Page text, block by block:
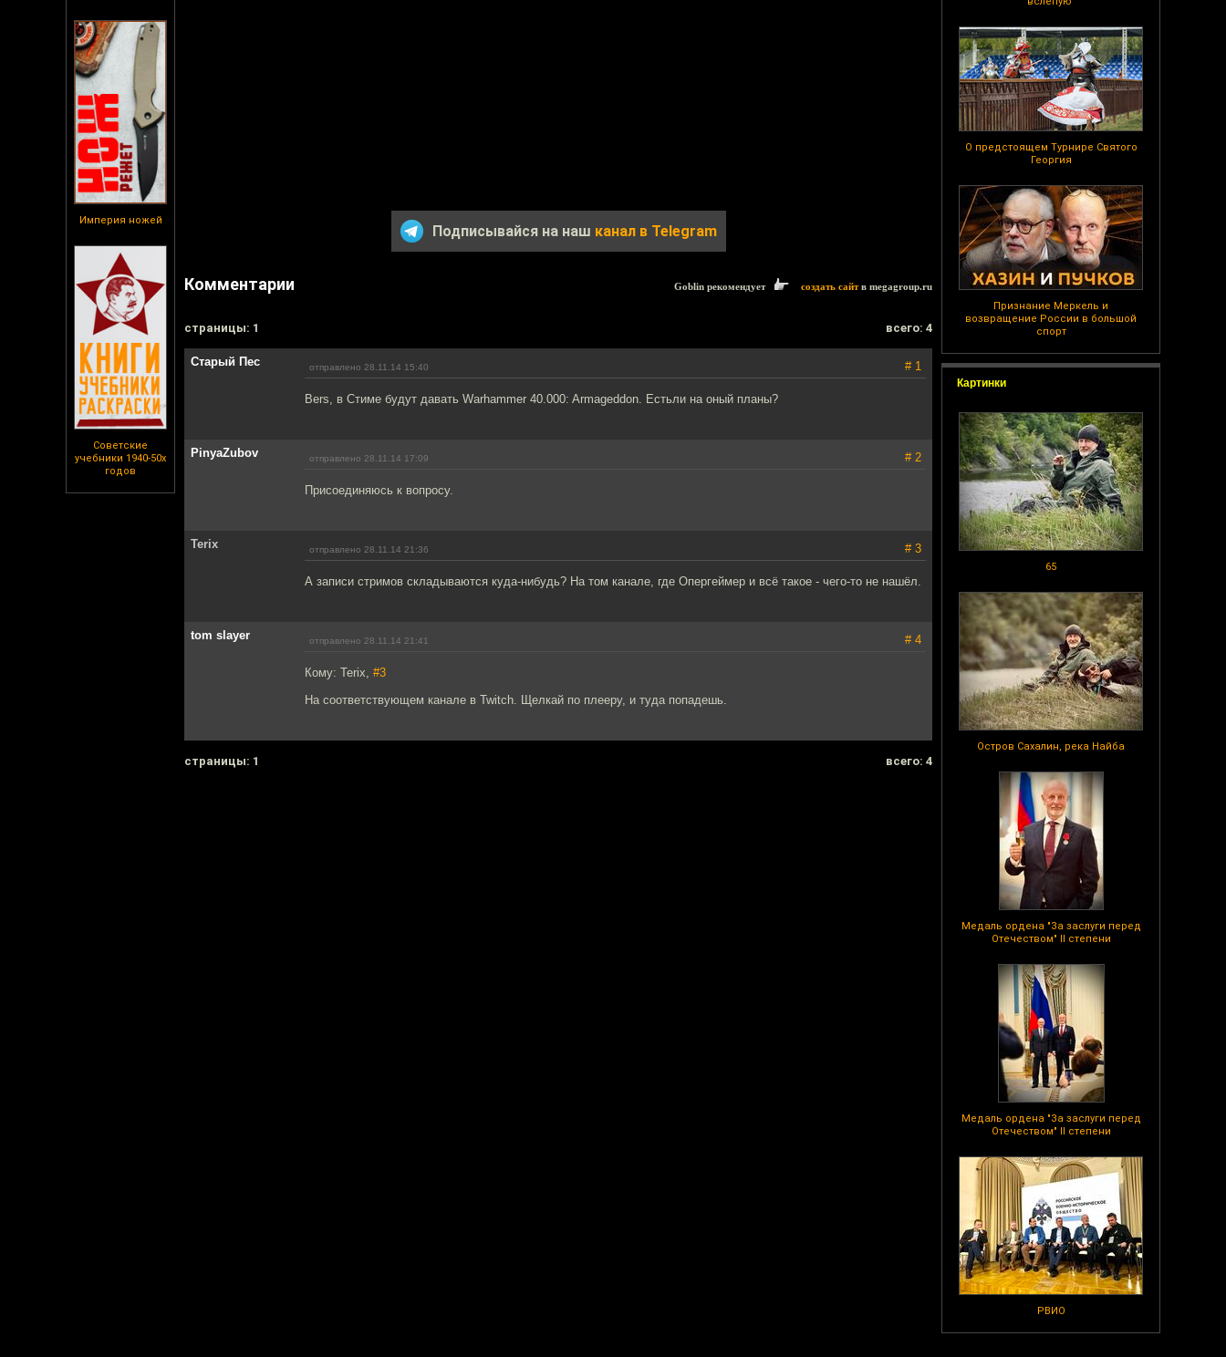
Империя ножей
Советские
учебники 1940-50х
годов
О предстоящем Турнире Святого
Георгия
Признание Меркель и
возвращение России в большой
спорт
Картинки
65
Остров Сахалин, река Найба
Медаль ордена "За заслуги перед
Отечеством" II степени
Медаль ордена "За заслуги перед
Отечеством" II степени
РВИО
Подписывайся на наш канал в Telegram
Комментарии Goblin рекомендует создать сайтв megagroup.ru
cтраницы: 1 всего: 4
Старый Пес отправлено 28.11.14 15:40 # 1
Bers, в Стиме будут давать Warhammer 40.000: Armageddon. Естьли на оный планы?
PinyaZubov отправлено 28.11.14 17:09 # 2
Присоединяюсь к вопросу.
Terix отправлено 28.11.14 21:36 # 3
А записи стримов складываются куда-нибудь? На том канале, где Опергеймер и всё такое - чего-то не нашёл.
tom slayer отправлено 28.11.14 21:41 # 4
Кому: Terix, #3
На соответствующем канале в Twitch. Щелкай по плееру, и туда попадешь.
cтраницы: 1 всего: 4